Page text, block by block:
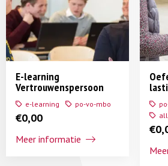
E-learning
Vertrouwenspersoon
e-learning po-vo-mbo
€0,00
Meer informatie
€